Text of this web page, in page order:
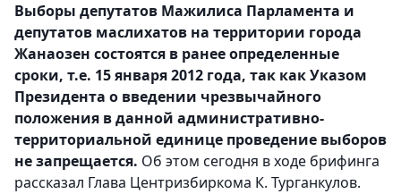
Выборы депутатов Мажилиса Парламента и
депутатов маслихатов на территории города
Жанаозен состоятся в ранее определенные
сроки, т.е. 15 января 2012 года, так как Указом
Президента о введении чрезвычайного
положения в данной административно-
территориальной единице проведение выборов
не запрещается. Об этом сегодня в ходе брифинга
рассказал Глава Центризбиркома К. Турганкулов.